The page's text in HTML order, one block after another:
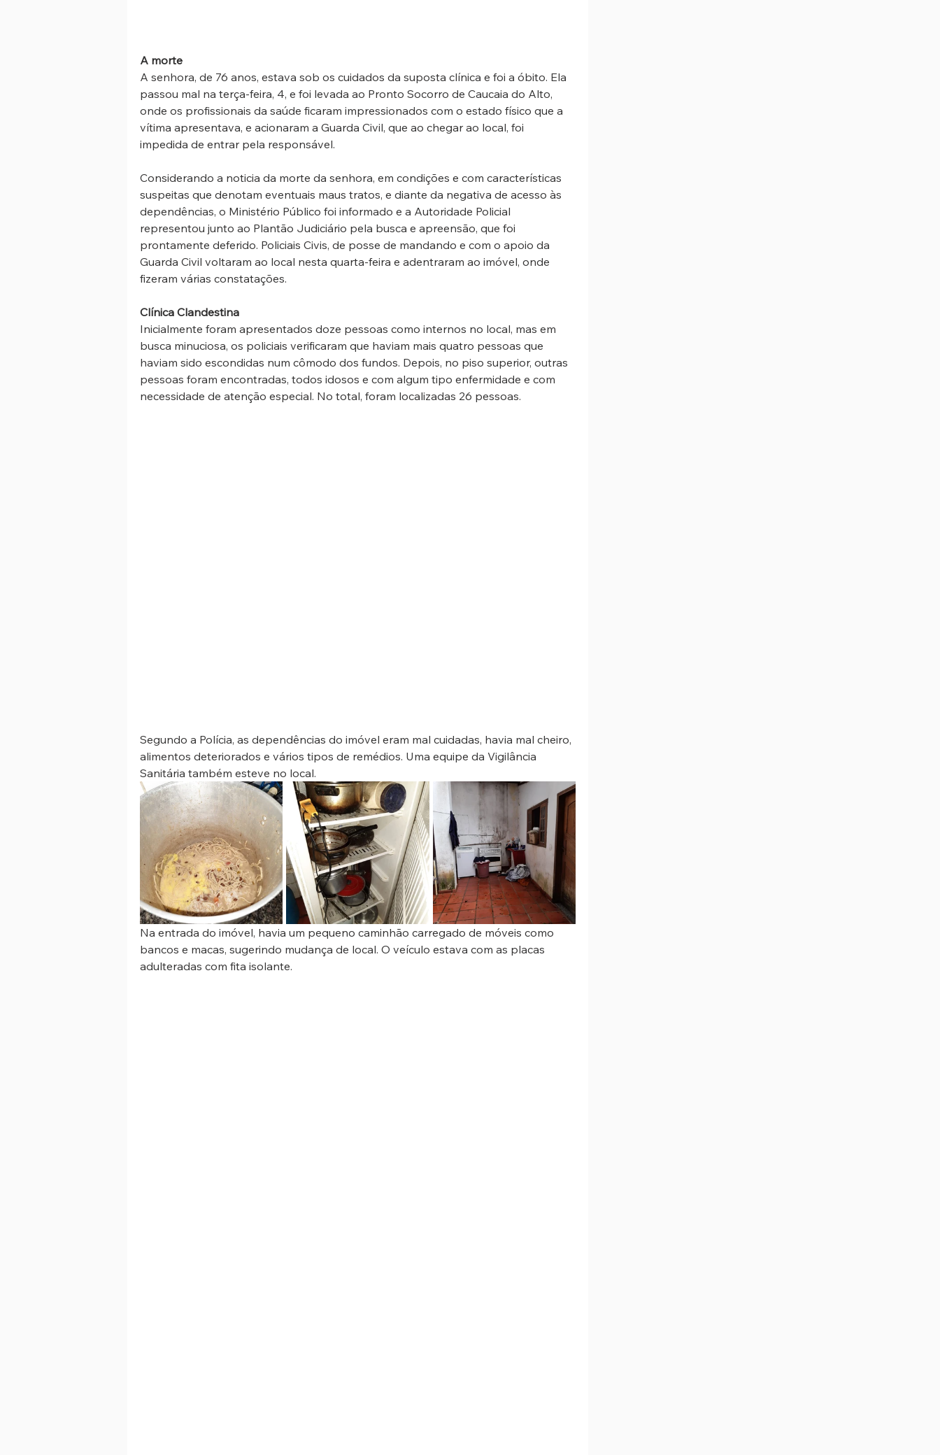
A morte
A senhora, de 76 anos, estava sob os cuidados da suposta clínica e foi a óbito. Ela
passou mal na terça-feira, 4, e foi levada ao Pronto Socorro de Caucaia do Alto,
onde os profissionais da saúde ficaram impressionados com o estado físico que a
vítima apresentava, e acionaram a Guarda Civil, que ao chegar ao local, foi
impedida de entrar pela responsável.
Considerando a noticia da morte da senhora, em condições e com características
suspeitas que denotam eventuais maus tratos, e diante da negativa de acesso às
dependências, o Ministério Público foi informado e a Autoridade Policial
representou junto ao Plantão Judiciário pela busca e apreensão, que foi
prontamente deferido. Policiais Civis, de posse de mandando e com o apoio da
Guarda Civil voltaram ao local nesta quarta-feira e adentraram ao imóvel, onde
fizeram várias constatações.
Clínica Clandestina
Inicialmente foram apresentados doze pessoas como internos no local, mas em
busca minuciosa, os policiais verificaram que haviam mais quatro pessoas que
haviam sido escondidas num cômodo dos fundos. Depois, no piso superior, outras
pessoas foram encontradas, todos idosos e com algum tipo enfermidade e com
necessidade de atenção especial. No total, foram localizadas 26 pessoas.
Segundo a Polícia, as dependências do imóvel eram mal cuidadas, havia mal cheiro,
alimentos deteriorados e vários tipos de remédios. Uma equipe da Vigilância
Sanitária também esteve no local.
Na entrada do imóvel, havia um pequeno caminhão carregado de móveis como
bancos e macas, sugerindo mudança de local. O veículo estava com as placas
adulteradas com fita isolante.